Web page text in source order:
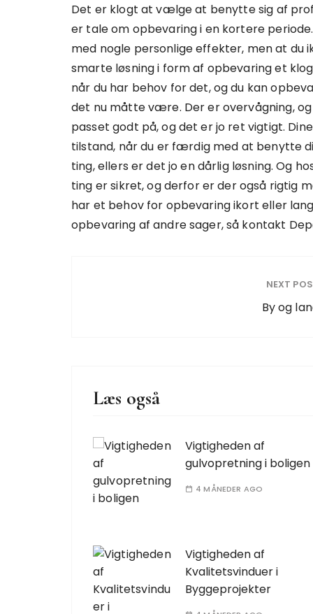
Det er klogt at vælge at benytte sig af
er tale om opbevaring i en kortere
med nogle personlige effekter, men at du
smarte løsning i form af opbevaring et
når du har behov for det, og du kan
det nu måtte være. Der er overvågning,
passet godt på, og det er jo ret vigtigt.
tilstand, når du er færdig med at benytte
ting, ellers er det jo en dårlig løsning. Og
ting er sikret, og derfor er der også rigtig
har et behov for opbevaring ikort eller
opbevaring af andre sager, så kontakt
NEXT
By og
Læs også
Vigtigheden af
gulvopretning i boligen
4 MÅNEDER AGO
Vigtigheden af
Kvalitetsvinduer i
Byggeprojekter